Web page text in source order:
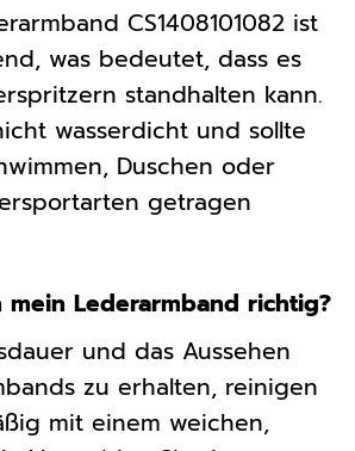
CS1408101082 ist
was bedeutet, dass es
standhalten kann.
wasserdicht und sollte
Duschen oder
getragen
Lederarmband richtig?
und das Aussehen
zu erhalten, reinigen
mit einem weichen,